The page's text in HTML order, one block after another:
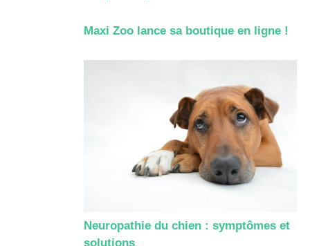
Maxi Zoo lance sa boutique en ligne !
Neuropathie du chien : symptômes et
solutions